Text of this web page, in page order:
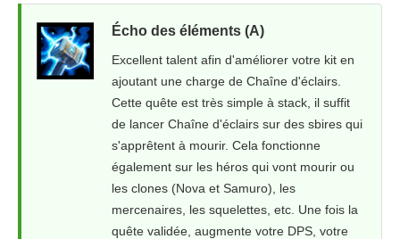
Écho des éléments (A)
Excellent talent afin d'améliorer votre kit en
ajoutant une charge de Chaîne d'éclairs.
Cette quête est très simple à stack, il suffit
de lancer Chaîne d'éclairs sur des sbires qui
s'apprêtent à mourir. Cela fonctionne
également sur les héros qui vont mourir ou
les clones (Nova et Samuro), les
mercenaires, les squelettes, etc. Une fois la
quête validée, augmente votre DPS, votre